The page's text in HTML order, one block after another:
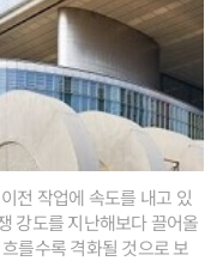
전 작업에 속도를 내고 있
강도를 지난해보다 끌어올
를수록 격화될 것으로 보